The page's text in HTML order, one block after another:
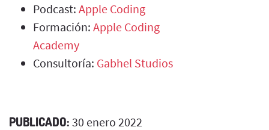
Podcast: Apple Coding
Formación: Apple Coding
Academy
Consultoría: Gabhel Studios
PUBLICADO: 30 enero 2022